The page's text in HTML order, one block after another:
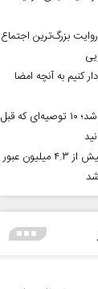
صدا؛ روایت بزرگ‌ترین اجتماع
کنیم به آنچه امضا
بازگشت زائران اربعین آغاز شد؛ ۱۰ توصیه‌ای که قبل
رکورد تردد زائران اربعین؛ بیش از ۴.۳ میلیون عبور